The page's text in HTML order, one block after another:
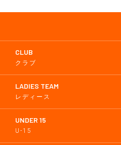
CLUB
クラブ
LADIES TEAM
レディース
UNDER 15
U-15